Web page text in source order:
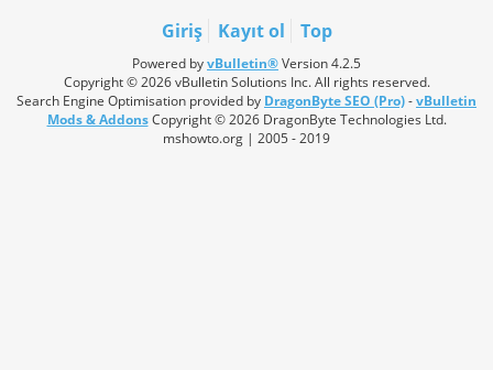
Giriş Kayıt ol Top
Powered byvBulletin®Version 4.2.5
Copyright © 2026 vBulletin Solutions Inc. All rights reserved.
Search Engine Optimisation provided by DragonByte SEO (Pro)-vBulletin
Mods & AddonsCopyright © 2026 DragonByte Technologies Ltd.
mshowto.org | 2005 - 2019